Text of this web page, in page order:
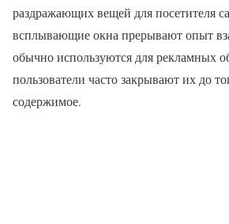
раздражающих вещей для посетителя
всплывающие окна прерывают опыт
обычно используются для рекламных
пользователи часто закрывают их до
содержимое.